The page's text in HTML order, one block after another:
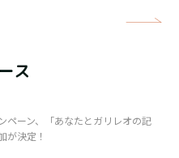
ス
ペーン、「あなたとガリレオの記
が決定！